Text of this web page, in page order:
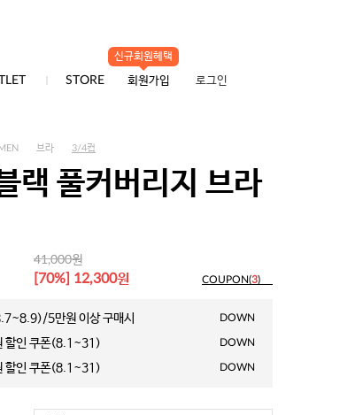
STORE
신규회원혜택
회원가입 로그인
브라 3/4컵
랙 풀커버리지 브라
41,000원
[70%] 12,300원 COUPON(3)
5만원 이상 구매시 DOWN
할인 쿠폰(8.1~31) DOWN
할인 쿠폰(8.1~31) DOWN